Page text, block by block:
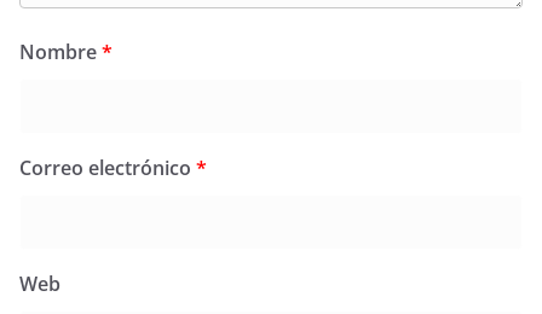
Nombre*
Correo electrónico *
Web